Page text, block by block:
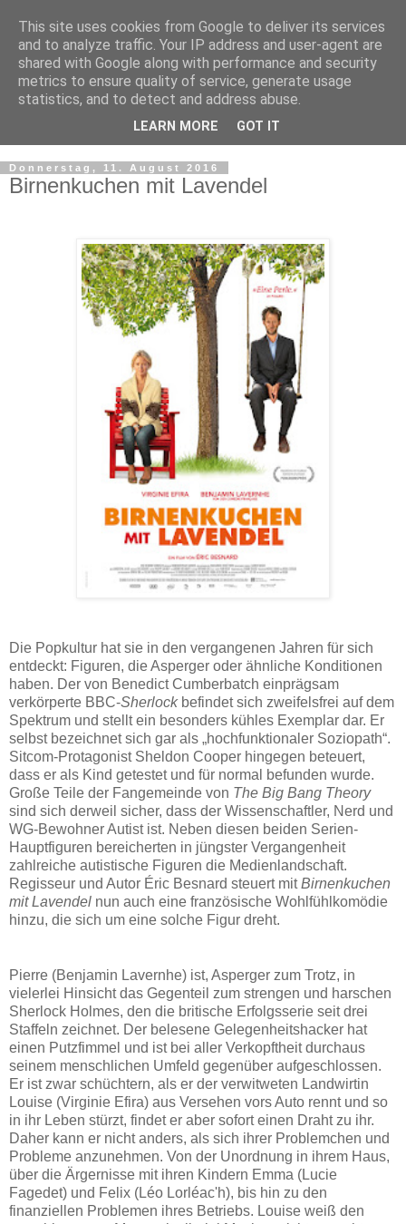
Donnerstag, 11. August 2016
Birnenkuchen mit Lavendel
Die Popkultur hat sie in den vergangenen Jahren für sich
entdeckt: Figuren, die Asperger oder ähnliche Konditionen
haben. Der von Benedict Cumberbatch einprägsam
verkörperte BBC-Sherlockbefindet sich zweifelsfrei auf dem
Spektrum und stellt ein besonders kühles Exemplar dar. Er
selbst bezeichnet sich gar als „hochfunktionaler Soziopath“.
Sitcom-Protagonist Sheldon Cooper hingegen beteuert,
dass er als Kind getestet und für normal befunden wurde.
Große Teile der Fangemeinde von The Big Bang Theory
sind sich derweil sicher, dass der Wissenschaftler, Nerd und
WG-Bewohner Autist ist. Neben diesen beiden Serien-
Hauptfiguren bereicherten in jüngster Vergangenheit
zahlreiche autistische Figuren die Medienlandschaft.
Regisseur und Autor Éric Besnard steuert mitBirnenkuchen
mit Lavendel nun auch eine französische Wohlfühlkomödie
hinzu, die sich um eine solche Figur dreht.
Pierre (Benjamin Lavernhe) ist, Asperger zum Trotz, in
vielerlei Hinsicht das Gegenteil zum strengen und harschen
Sherlock Holmes, den die britische Erfolgsserie seit drei
Staffeln zeichnet. Der belesene Gelegenheitshacker hat
einen Putzfimmel und ist bei aller Verkopftheit durchaus
seinem menschlichen Umfeld gegenüber aufgeschlossen.
Er ist zwar schüchtern, als er der verwitweten Landwirtin
Louise (Virginie Efira) aus Versehen vors Auto rennt und so
in ihr Leben stürzt, findet er aber sofort einen Draht zu ihr.
Daher kann er nicht anders, als sich ihrer Problemchen und
Probleme anzunehmen. Von der Unordnung in ihrem Haus,
über die Ärgernisse mit ihren Kindern Emma (Lucie
Fagedet) und Felix (Léo Lorléac'h), bis hin zu den
finanziellen Problemen ihres Betriebs. Louise weiß den
This site uses cookies from Google to deliver its services
and to analyze traffic. Your IP address and user-agent are
shared with Google along with performance and security
metrics to ensure quality of service, generate usage
statistics, and to detect and address abuse.
LEARN MORE GOT IT